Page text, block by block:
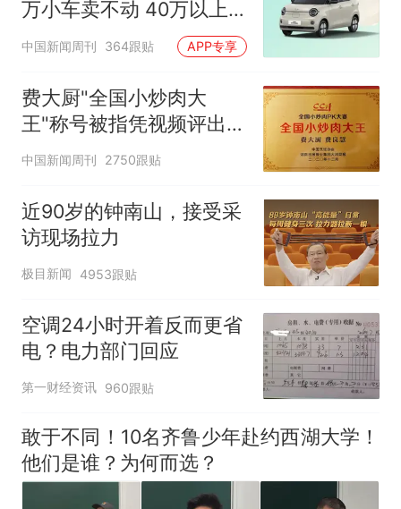
万小车卖不动 40万以上
的抢购
中国新闻周刊 364跟贴 APP专享
费大厨"全国小炒肉大
王"称号被指凭视频评出
官方回应
中国新闻周刊 2750跟贴
近90岁的钟南山，接受采
访现场拉力
极目新闻 4953跟贴
空调24小时开着反而更省
电？电力部门回应
第一财经资讯 960跟贴
敢于不同！10名齐鲁少年赴约西湖大学！
他们是谁？为何而选？